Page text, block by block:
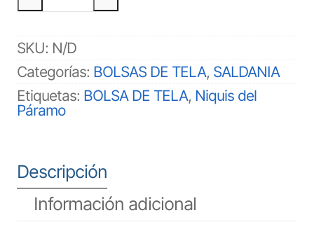
SALDANIA
SKU: N/D
Categorías: BOLSAS DE TELA, SALDANIA
Etiquetas: BOLSA DE TELA, Niquis del
Páramo
Descripción
Información adicional